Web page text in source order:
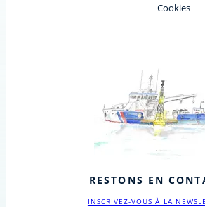
Cookies
RESTONS EN
INSCRIVEZ-VOUS À LA